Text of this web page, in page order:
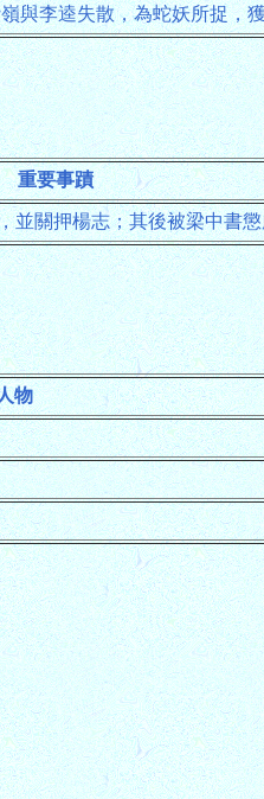
與李逵失散，為蛇妖所捉，
重要事蹟
並關押楊志；其後被梁中書
物